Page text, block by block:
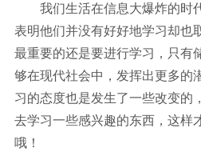
我们生活在信息大爆炸的时
表明他们并没有好好地学习却也
最重要的还是要进行学习，只有
够在现代社会中，发挥出更多的
习的态度也是发生了一些改变的
去学习一些感兴趣的东西，这样
哦！